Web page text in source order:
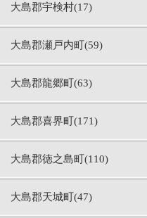
大島郡宇検村(17)
大島郡瀬戸内町(59)
大島郡龍郷町(63)
大島郡喜界町(171)
大島郡徳之島町(110)
大島郡天城町(47)